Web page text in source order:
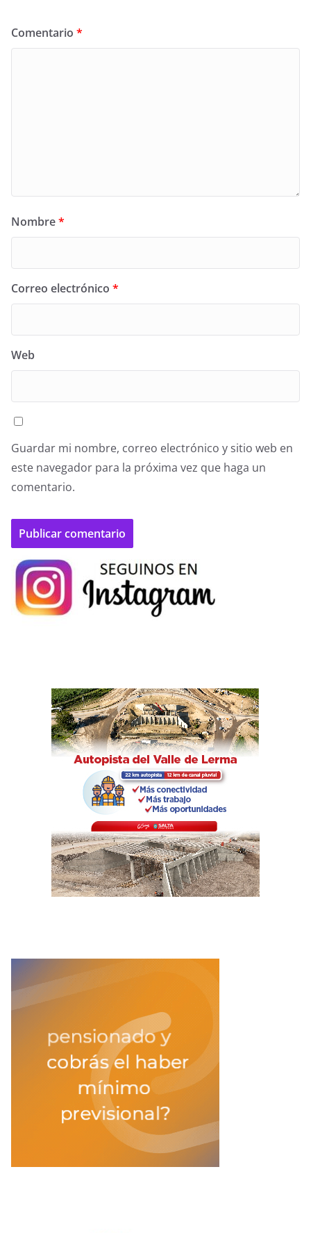
Comentario *
Nombre*
Correo electrónico *
Web
Guardar mi nombre, correo electrónico y sitio web en
este navegador para la próxima vez que haga un
comentario.